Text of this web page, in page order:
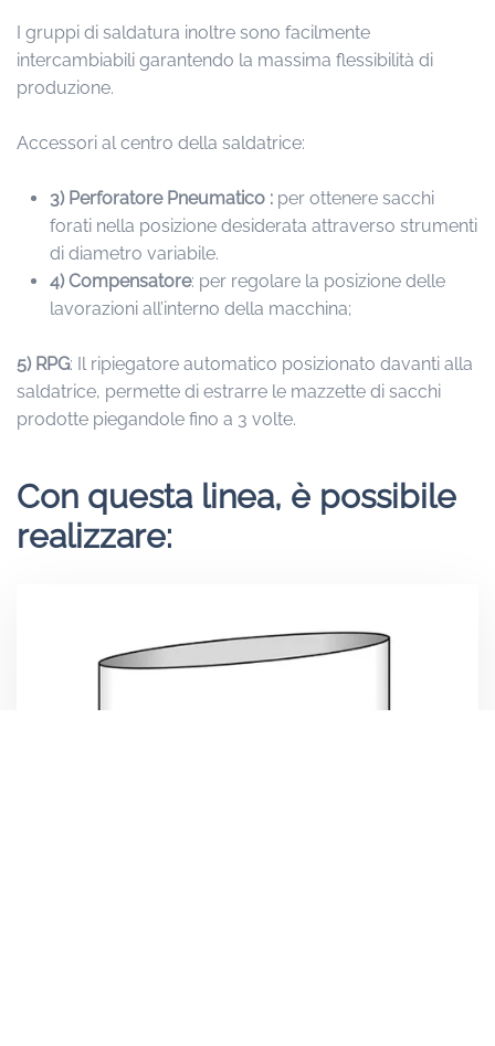
I gruppi di saldatura inoltre sono facilmente
intercambiabili garantendo la massima flessibilità di
produzione.
Accessori al centro della saldatrice:
3) Perforatore Pneumatico : per ottenere sacchi
forati nella posizione desiderata attraverso strumenti
di diametro variabile.
4)Compensatore: per regolare la posizione delle
lavorazioni all’interno della macchina;
5) RPG: Il ripiegatore automatico posizionato davanti alla
saldatrice, permette di estrarre le mazzette di sacchi
prodotte piegandole fino a 3 volte.
Con questa linea, è possibile
realizzare: